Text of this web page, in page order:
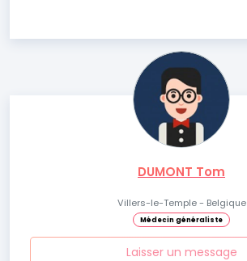
DUMONT Tom
Villers-le-Temple - Belgique
Médecin généraliste
Laisser un message